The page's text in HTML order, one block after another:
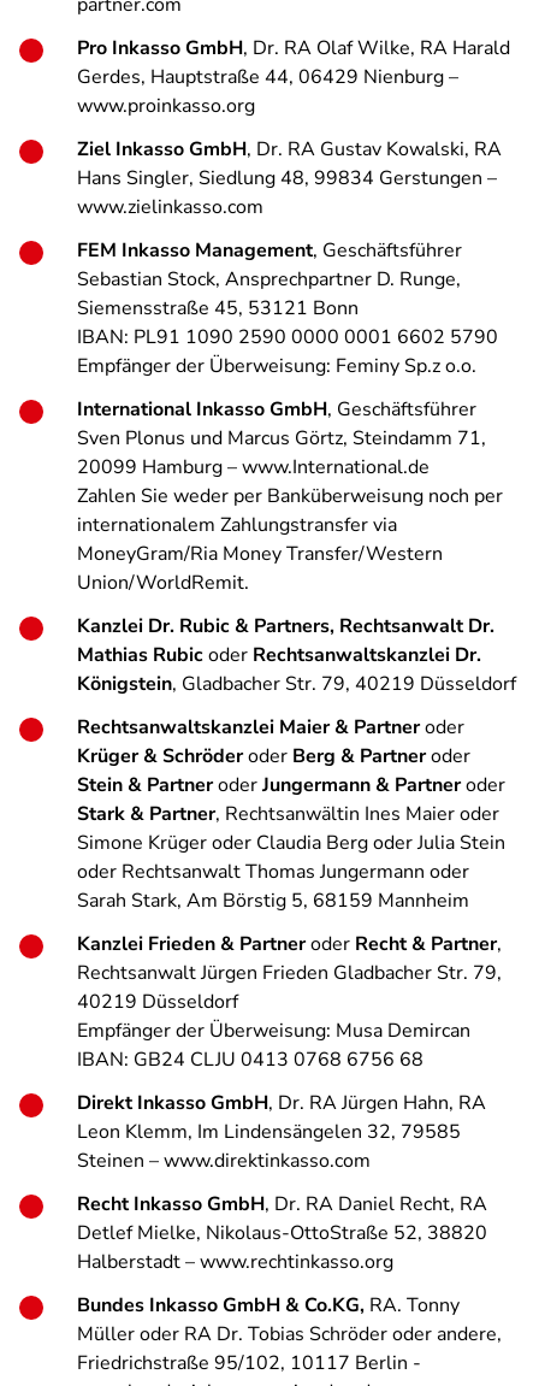
Pro Inkasso GmbH, Dr. RA Olaf Wilke, RA Harald
Gerdes, Hauptstraße 44, 06429 Nienburg –
www.proinkasso.org
Ziel Inkasso GmbH, Dr. RA Gustav Kowalski, RA
Hans Singler, Siedlung 48, 99834 Gerstungen –
www.zielinkasso.com
FEM Inkasso Management, Geschäftsführer
Sebastian Stock, Ansprechpartner D. Runge,
Siemensstraße 45, 53121 Bonn
IBAN: PL91 1090 2590 0000 0001 6602 5790
Empfänger der Überweisung: Feminy Sp.z o.o.
International Inkasso GmbH, Geschäftsführer
Sven Plonus und Marcus Görtz, Steindamm 71,
20099 Hamburg – www.International.de
Zahlen Sie weder per Banküberweisung noch per
internationalem Zahlungstransfer via
MoneyGram/Ria Money Transfer/Western
Union/WorldRemit.
Kanzlei Dr. Rubic & Partners, Rechtsanwalt Dr.
Mathias Rubicoder Rechtsanwaltskanzlei Dr.
Königstein, Gladbacher Str. 79, 40219 Düsseldorf
Rechtsanwaltskanzlei Maier & Partneroder
Krüger & Schröderoder Berg & Partneroder
Stein & PartneroderJungermann & Partneroder
Stark & Partner, Rechtsanwältin Ines Maier oder
Simone Krüger oder Claudia Berg oder Julia Stein
oder Rechtsanwalt Thomas Jungermann oder
Sarah Stark, Am Börstig 5, 68159 Mannheim
Kanzlei Frieden & Partneroder Recht & Partner,
Rechtsanwalt Jürgen Frieden Gladbacher Str. 79,
40219 Düsseldorf
Empfänger der Überweisung: Musa Demircan
IBAN: GB24 CLJU 0413 0768 6756 68
Direkt Inkasso GmbH, Dr. RA Jürgen Hahn, RA
Leon Klemm, Im Lindensängelen 32, 79585
Steinen – www.direktinkasso.com
Recht Inkasso GmbH, Dr. RA Daniel Recht, RA
Detlef Mielke, Nikolaus-OttoStraße 52, 38820
Halberstadt – www.rechtinkasso.org
Bundes Inkasso GmbH & Co.KG, RA. Tonny
Müller oder RA Dr. Tobias Schröder oder andere,
Friedrichstraße 95/102, 10117 Berlin -